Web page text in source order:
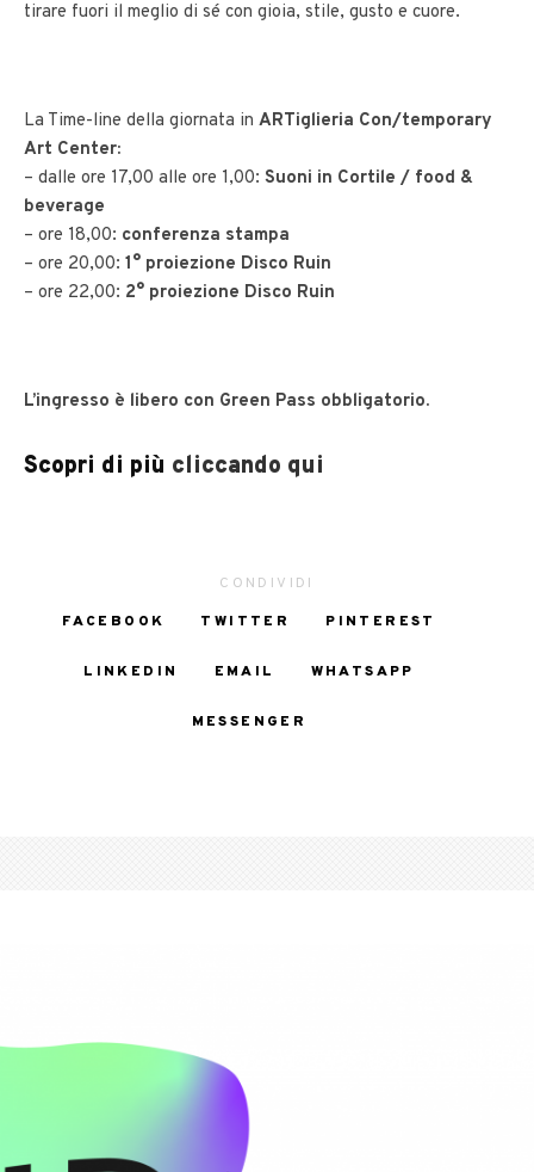
tirare fuori il meglio di sé con gioia, stile, gusto e cuore.
La Time-line della giornata in ARTiglieria Con/temporary
Art Center:
– dalle ore 17,00 alle ore 1,00: Suoni in Cortile / food &
beverage
– ore 18,00: conferenza stampa
– ore 20,00: 1° proiezione Disco Ruin
– ore 22,00: 2° proiezione Disco Ruin
L’ingresso è libero con Green Pass obbligatorio.
Scopri di più cliccando qui
CONDIVIDI
FACEBOOK
TWITTER PINTEREST
LINKEDIN EMAIL WHATSAPP
MESSENGER